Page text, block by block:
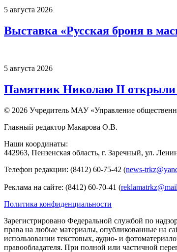
5 августа 2026
Выставка «Русская броня в
5 августа 2026
Памятник Николаю II открыли
© 2026 Учредитель МАУ «Управление
Главный редактор Макарова О.В.
Наши координаты:
442963, Пензенская область, г. Заречный, ул.
Телефон редакции: (8412) 60-75-42 (news-
Реклама на сайте: (8412) 60-70-41 (
Политика конфиденциальности
Зарегистрировано Федеральной службой по
права на любые материалы, опубликованные на
использовании текстовых, аудио- и
правообладателя. При полной или частичной